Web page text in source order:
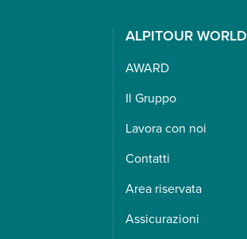
ALPITOUR WORLD
AWARD
Il Gruppo
Lavora con noi
Contatti
Area riservata
Assicurazioni